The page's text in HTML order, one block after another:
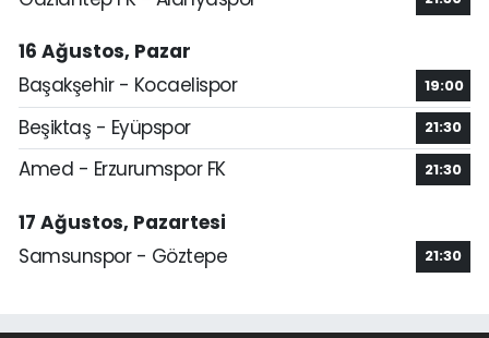
16 Ağustos, Pazar
Başakşehir - Kocaelispor
19:00
Beşiktaş - Eyüpspor 21:30
Amed - Erzurumspor FK 21:30
17 Ağustos, Pazartesi
Samsunspor - Göztepe
21:30